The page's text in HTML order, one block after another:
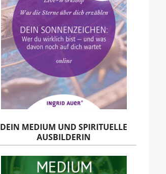
DEIN MEDIUM UND SPIRITUELLE
AUSBILDERIN